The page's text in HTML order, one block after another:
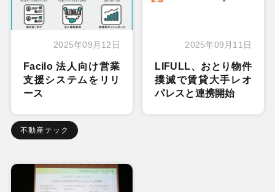
2025年09月12日
Facilo 法人向け営業
支援システムをリリ
ース
不動産テック
2025年09月11日
LIFULL、おとり物件
撲滅で賃貸大手レオ
パレスと連携開始